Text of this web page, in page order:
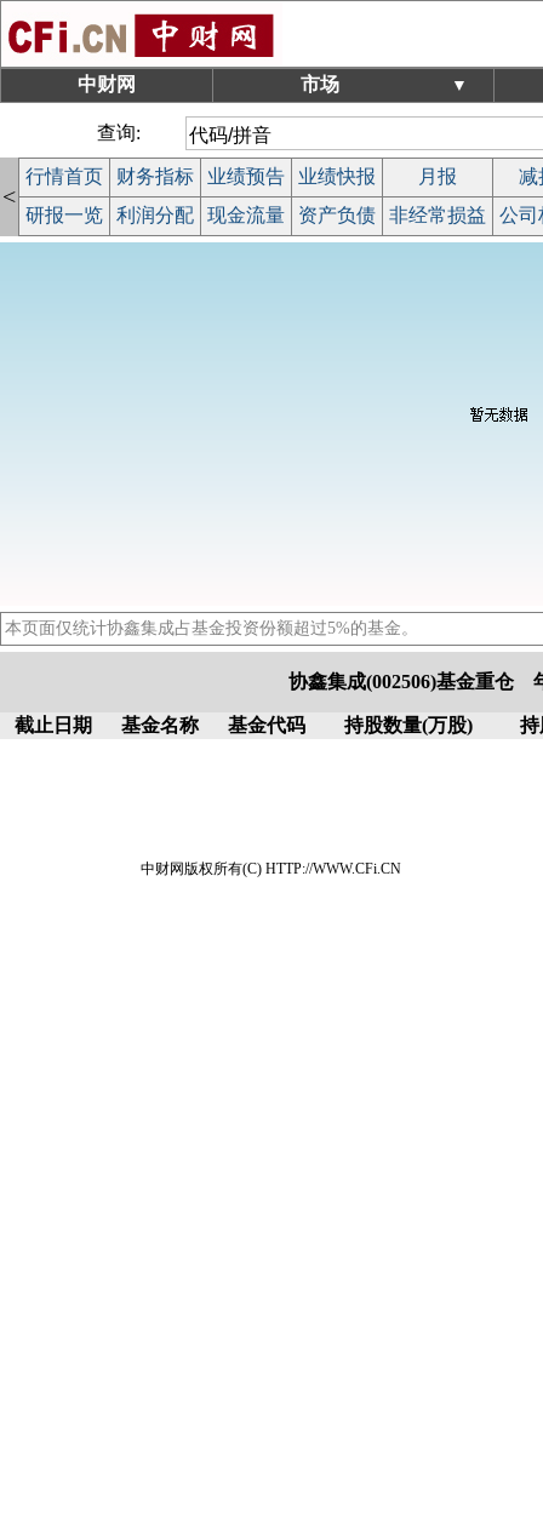
中财网 市场 ▼
查询:
<
行情首页 财务指标 业绩预告 业绩快报 月报
减
研报一览
利润分配 现金流量 资产负债 非经常损益 公司
本页面仅统计协鑫集成占基金投资份额超过5%的基金。
协鑫集成(002506)基金重仓
截止日期 基金名称 基金代码 持股数量(万股) 持
中财网版权所有(C) HTTP://WWW.CFi.CN